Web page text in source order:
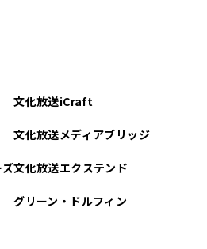
文化放送iCraft
文化放送メディアブリッジ
文化放送エクステンド
グリーン・ドルフィン